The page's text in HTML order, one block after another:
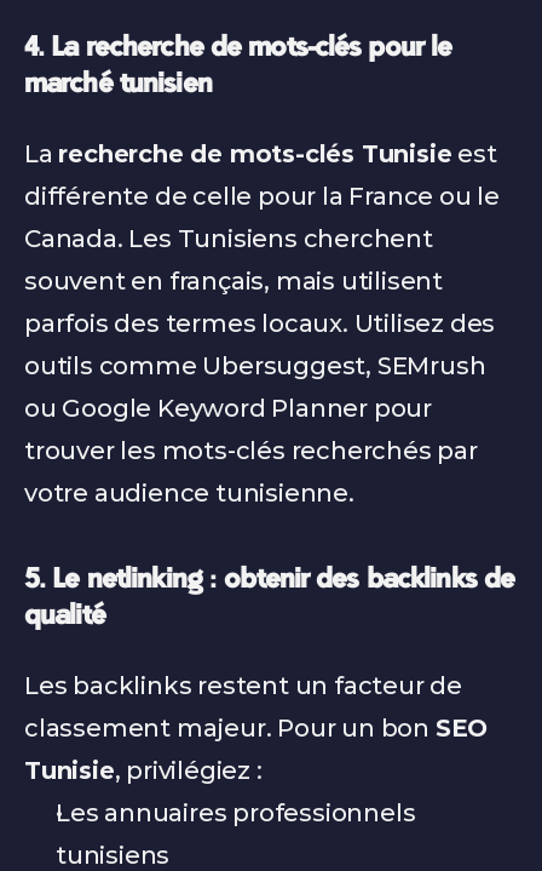
4. La recherche de mots-clés pour le
marché tunisien
La recherche de mots-clés Tunisie est
différente de celle pour la France ou le
Canada. Les Tunisiens cherchent
souvent en français, mais utilisent
parfois des termes locaux. Utilisez des
outils comme Ubersuggest, SEMrush
ou Google Keyword Planner pour
trouver les mots-clés recherchés par
votre audience tunisienne.
5. Le netlinking : obtenir des backlinks de
qualité
Les backlinks restent un facteur de
classement majeur. Pour un bon SEO
Tunisie, privilégiez :
Les annuaires professionnels
tunisiens